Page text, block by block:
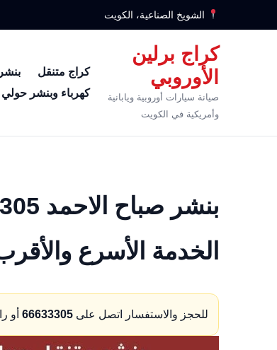
الشويخ الصناعية، الكويت
كراج برلين
الأوروبي
صيانة سيارات أوروبية ويابانية
وأمريكية في الكويت
كراج متنقل
كهرباء وبنشر حولي
الخدمة الأسرع
للحجز والاستفسار اتصل على 66633305 أو